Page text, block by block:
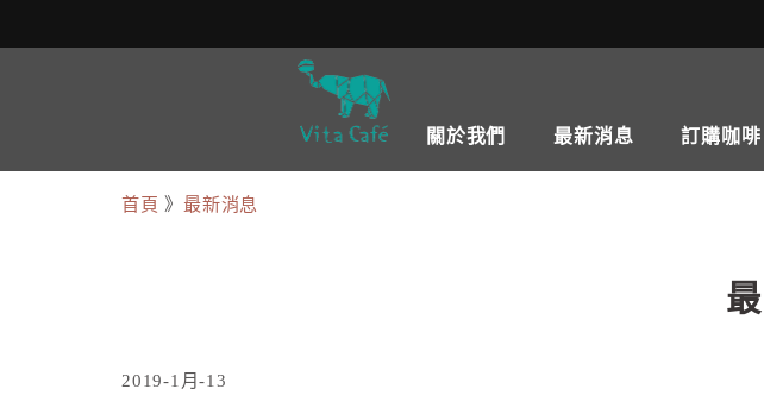
關於我們 最新消息 訂購咖啡
首頁 》 最新消息
2019-1月-13